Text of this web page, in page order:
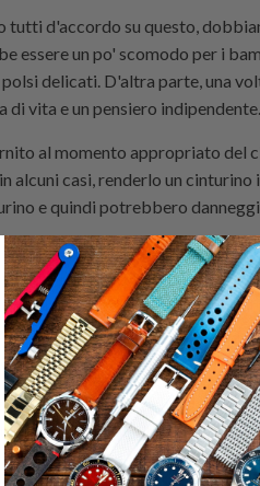
d'accordo su questo,
un po' scomodo per i
delicati. D'altra parte, una
di vita e un pensiero indipendente.
al momento appropriato del
alcuni casi, renderlo un
e quindi potrebbero
orologio fatto a mano per il
una tendenza e ai
d'arte nuovo di zecca (in tal
fantastici e sono ben fatti.
d'accordo è che gli
funzioni smart entrano nel
orologi Omega Seamaster,